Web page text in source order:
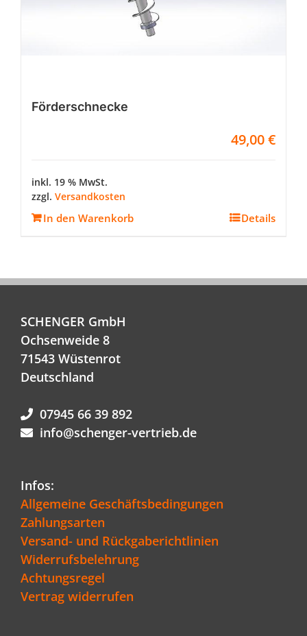
Förderschnecke
49,00€
inkl. 19 % MwSt.
zzgl. Versandkosten
In den Warenkorb Details
SCHENGER GmbH
Ochsenweide 8
71543 Wüstenrot
Deutschland
07945 66 39 892
info@schenger-vertrieb.de
Infos:
Allgemeine Geschäftsbedingungen
Zahlungsarten
Versand- und Rückgaberichtlinien
Widerrufsbelehrung
Achtungsregel
Vertrag widerrufen